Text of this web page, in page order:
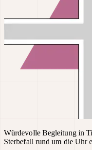
Würdevolle Begleitung in
Sterbefall rund um die Uhr